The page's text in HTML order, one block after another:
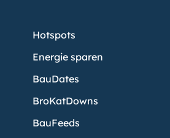
Hotspots
Energie sparen
BauDates
BroKatDowns
BauFeeds